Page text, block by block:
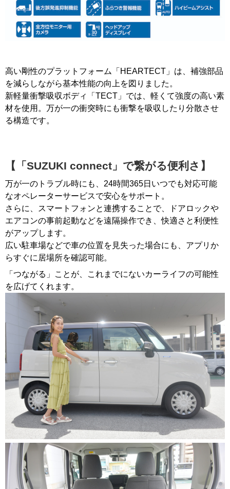
高い剛性のプラットフォーム「HEARTECT」は、補強部品
を減らしながら基本性能の向上を図りました。
新軽量衝撃吸収ボディ「TECT」では、軽くて強度の高い素
材を使用。万が一の衝突時にも衝撃を吸収したり分散させ
る構造です。
【「SUZUKI connect」で繋がる便利さ】
万が一のトラブル時にも、24時間365日いつでも対応可能
なオペレーターサービスで安心をサポート。
さらに、スマートフォンと連携することで、ドアロックや
エアコンの事前起動などを遠隔操作でき、快適さと利便性
がアップします。
広い駐車場などで車の位置を見失った場合にも、アプリか
らすぐに居場所を確認可能。
「つながる」ことが、これまでにないカーライフの可能性
を広げてくれます。